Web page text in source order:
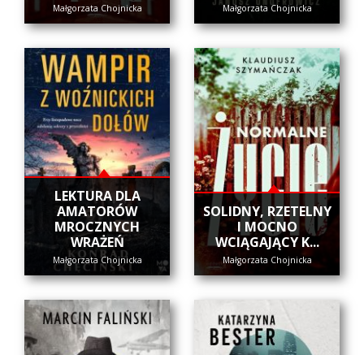
Małgorzata Chojnicka Małgorzata Chojnicka
LEKTURA DLA
AMATORÓW
MROCZNYCH
WRAŻEŃ
Małgorzata Chojnicka
SOLIDNY, RZETELNY
I MOCNO
WCIĄGAJĄCY K...
Małgorzata Chojnicka